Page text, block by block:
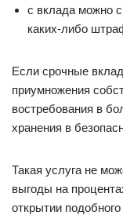
с вклада можно
каких-либо
Если срочные
приумножения
востребования в
хранения в
Такая услуга не
выгоды на
открытии